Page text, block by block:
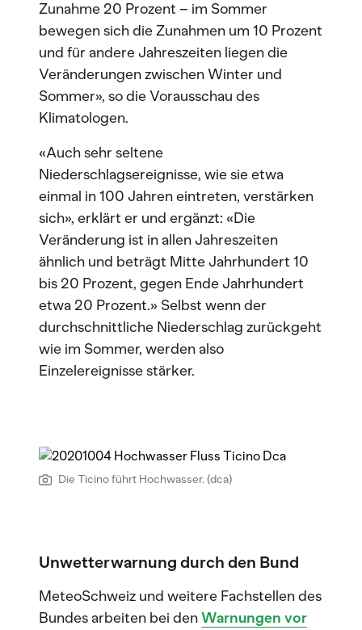
Zunahme 20 Prozent – im Sommer
bewegen sich die Zunahmen um 10 Prozent
und für andere Jahreszeiten liegen die
Veränderungen zwischen Winter und
Sommer», so die Vorausschau des
Klimatologen.
«Auch sehr seltene
Niederschlagsereignisse, wie sie etwa
einmal in 100 Jahren eintreten, verstärken
sich», erklärt er und ergänzt: «Die
Veränderung ist in allen Jahreszeiten
ähnlich und beträgt Mitte Jahrhundert 10
bis 20 Prozent, gegen Ende Jahrhundert
etwa 20 Prozent.» Selbst wenn der
durchschnittliche Niederschlag zurückgeht
wie im Sommer, werden also
Einzelereignisse stärker.
Die Ticino führt Hochwasser. (dca)
Unwetterwarnung durch den Bund
MeteoSchweiz und weitere Fachstellen des
Bundes arbeiten bei denWarnungen vor